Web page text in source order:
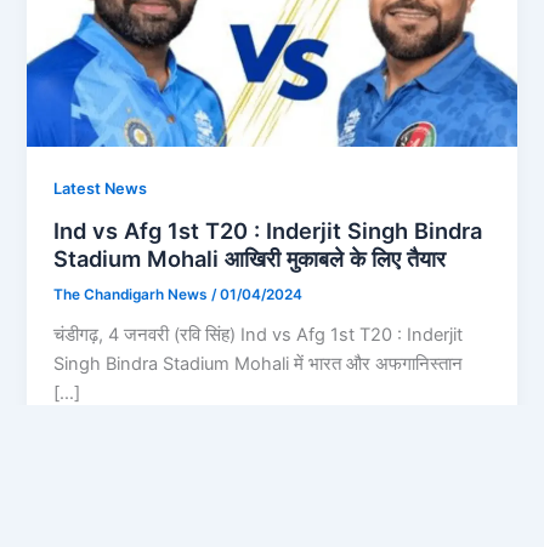
Latest News
Ind vs Afg 1st T20 : Inderjit Singh Bindra
Stadium Mohali आखिरी मुकाबले के लिए तैयार
The Chandigarh News/01/04/2024
चंडीगढ़, 4 जनवरी (रवि सिंह) Ind vs Afg 1st T20 : Inderjit
Singh Bindra Stadium Mohali में भारत और अफगानिस्तान
[…]